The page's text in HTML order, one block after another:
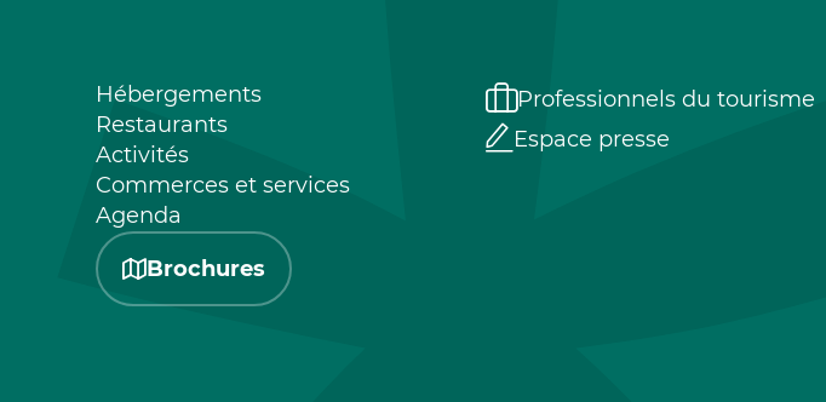
Hébergements
Restaurants
Activités
Commerces et services
Agenda
Brochures
Professionnels du tourisme
Espace presse